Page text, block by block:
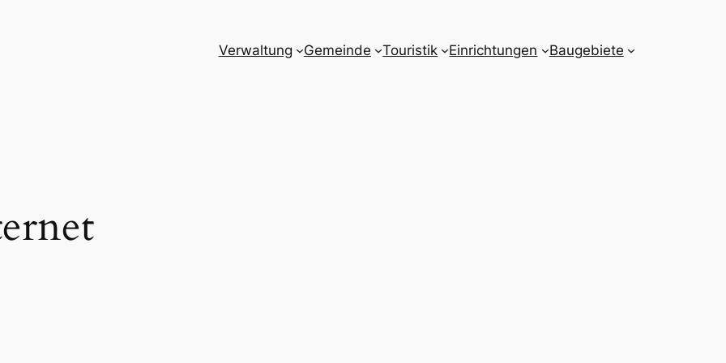
Verwaltung Gemeinde Touristik Einrichtungen Baugebiete